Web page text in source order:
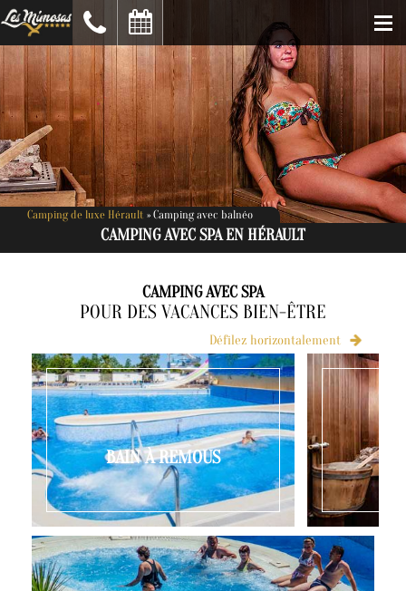
Camping de luxe Hérault » Camping avec balnéo
CAMPING AVEC SPA EN HÉRAULT
CAMPING AVEC SPA
POUR DES VACANCES BIEN-ÊTRE
Défilez horizontalement
BAIN À REMOUS